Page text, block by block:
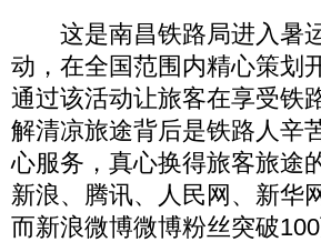
这是南昌铁路局进入暑运
动，在全国范围内精心策划
通过该活动让旅客在享受铁
解清凉旅途背后是铁路人辛
心服务，真心换得旅客旅途
新浪、腾讯、人民网、新华
而新浪微博微博粉丝突破